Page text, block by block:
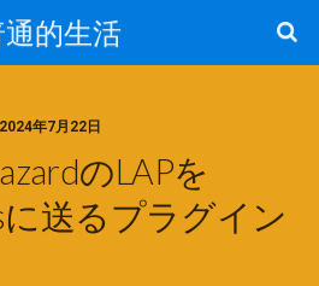
的生活
2024年7月22日
のLAPを
に送るプラグイン